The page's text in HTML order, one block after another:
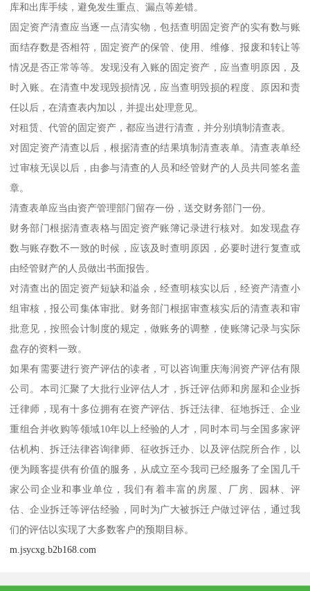
库和出库手续，避免发生重点、漏点等差错。
固定资产清查应当逐一点清实物，包括查明固定资产的实有数与账
面结存数是否相符，固定资产的保管、使用、维修、报废和转让等
情况是否正常等等。发现没有入账的固定资产，应当查明原因，及
时入账。在清查中发现毁损情况，应当查明毁损的程度、原因和责
任以后，在清查表内加以，并提出处理意见。
对租赁、代管的固定资产，都应当进行清查，并分别填制清查表。
对固定资产清查以后，根据清查的结果填制清查表单。清查表单经
过审核无误以后，由参与清查的人员和经管财产的人员共同签名盖
章。
清查表单应当由资产管理部门留存一份，送交财务部门一份。
财务部门根据清查表格与固定资产账簿记录进行核对。如发现盘存
数与账存数不一致的时候，应该及时查明原因，必要时进行复查或
由经管财产的人员做出书面报告。
对清查出的固定资产短缺和溢余，经查明核实以后，经资产清查小
组审核，报公司集体审批。财务部门根据审查核实后的清查表和审
批意见，按照会计制度的规定，做账务的调整，使账簿记录与实际
盘存的资料一致。
如果有需要进行资产评估的读者，可以咨询重庆海润资产评估有限
公司。本司汇聚了大批行业评估人才，拆迁评估师和房屋和企业拆
迁律师，现有十多位拥有在资产评估、拆迁法律、征地拆迁、企业
重组合并收购等领域10年以上经验的人才，同时本司与全国多家评
估机构、拆迁法律咨询律师、征收拆迁办、以及评估院所合作，以
便为顾客提供有价值的服务，从成立至今我司已经服务了全国几千
家公司企业和事业单位，我们有着丰富的房屋、厂房、园林、评
估、企业拆迁等评估经验，同时为广大被拆迁户做过评估，通过我
们的评估以实现了大多数客户的预期目标。
m.jsycxg.b2b168.com